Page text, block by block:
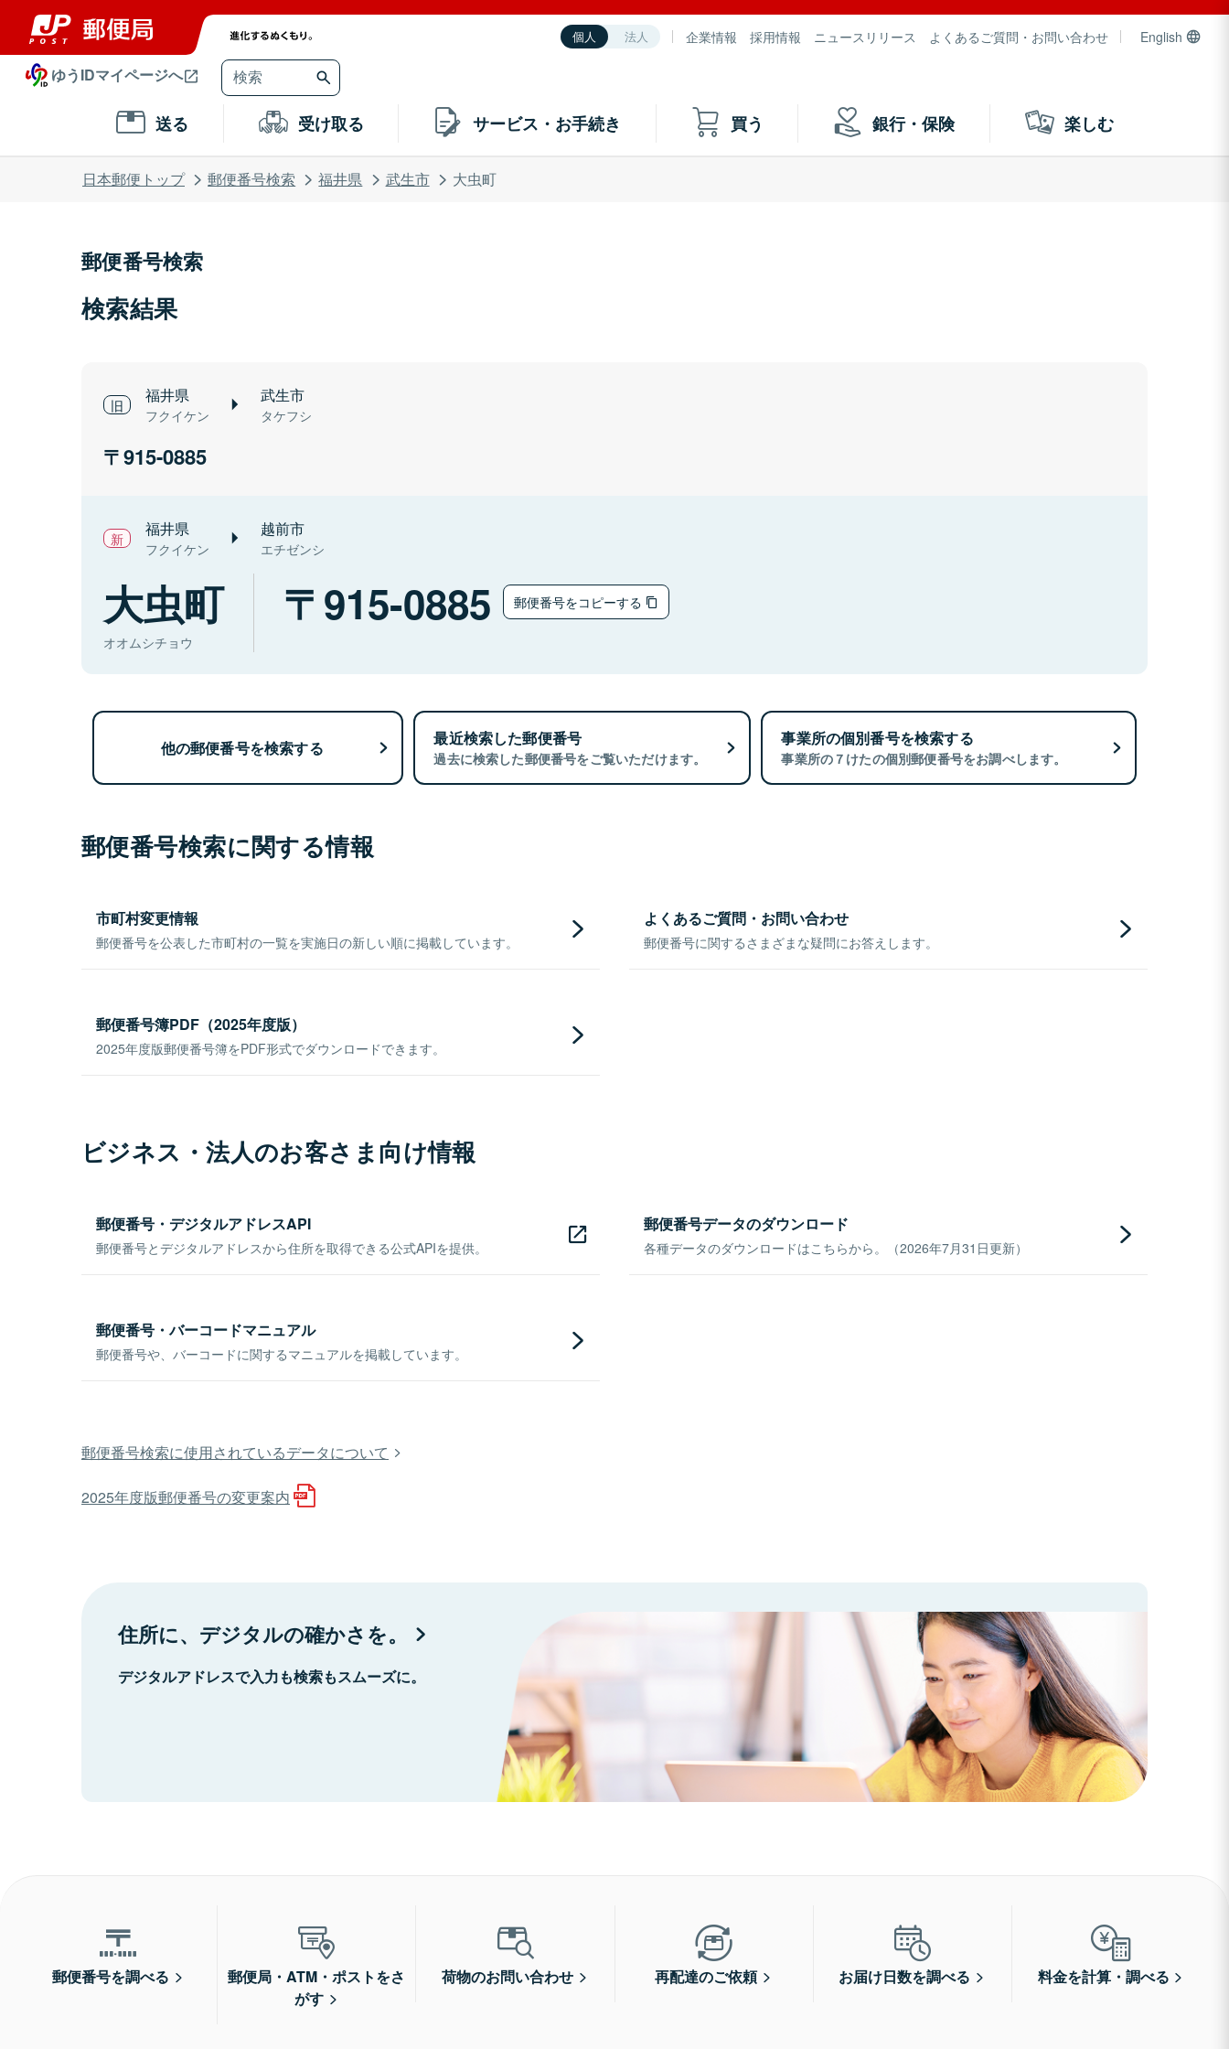
個人 法人 企業情報 採用情報 ニュースリリース よくあるご質問・お問い合わせ English
ゆうIDマイページへ
送る 受け取る サービス・お手続き 買う 銀行・保険 楽しむ
日本郵便トップ 郵便番号検索 福井県 武生市 大虫町
郵便番号検索
検索結果
福井県
フクイケン
武生市
タケフシ
915-0885
福井県
フクイケン
越前市
エチゼンシ
大虫町
オオムシチョウ
915-0885 郵便番号をコピーする
他の郵便番号を検索する 最近検索した郵便番号
過去に検索した郵便番号をご覧いただけます。
事業所の個別番号を検索する
事業所の７けたの個別郵便番号をお調べします。
郵便番号検索に関する情報
市町村変更情報
郵便番号を公表した市町村の一覧を実施日の新しい順に掲載しています。
よくあるご質問・お問い合わせ
郵便番号に関するさまざまな疑問にお答えします。
郵便番号簿PDF（2025年度版）
2025年度版郵便番号簿をPDF形式でダウンロードできます。
ビジネス・法人のお客さま向け情報
郵便番号・デジタルアドレスAPI
郵便番号とデジタルアドレスから住所を取得できる公式APIを提供。
郵便番号データのダウンロード
各種データのダウンロードはこちらから。（2026年7月31日更新）
郵便番号・バーコードマニュアル
郵便番号や、バーコードに関するマニュアルを掲載しています。
郵便番号検索に使用されているデータについて
2025年度版郵便番号の変更案内
住所に、デジタルの確かさを。
デジタルアドレスで入力も検索もスムーズに。
郵便番号を調べる
郵便局・ATM・ポストをさ
がす
荷物のお問い合わせ 再配達のご依頼 お届け日数を調べる 料金を計算・調べる